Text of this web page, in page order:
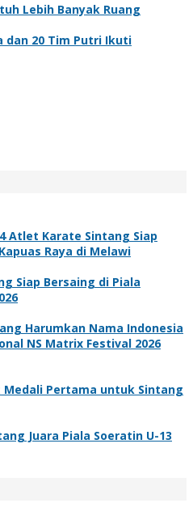
Lebih Banyak Ruang
dan 20 Tim Putri Ikuti
Atlet Karate Sintang Siap
Raya di Melawi
Siap Bersaing di Piala
Harumkan Nama Indonesia
NS Matrix Festival 2026
Medali Pertama untuk Sintang
Juara Piala Soeratin U-13